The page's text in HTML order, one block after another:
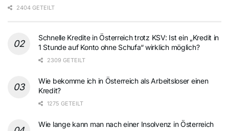
2404 GETEILT
Schnelle Kredite in Österreich trotz KSV: Ist ein „Kredit in
1 Stunde auf Konto ohne Schufa“ wirklich möglich?
2309 GETEILT
Wie bekomme ich in Österreich als Arbeitsloser einen
Kredit?
1275 GETEILT
Wie lange kann man nach einer Insolvenz in Österreich